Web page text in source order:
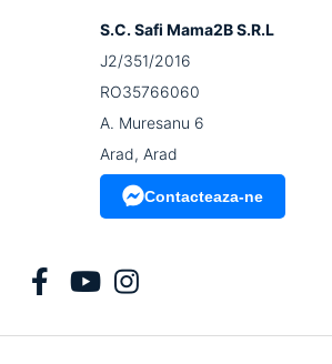
S.C. Safi Mama2B S.R.L
J2/351/2016
RO35766060
A. Muresanu 6
Arad, Arad
Contacteaza-ne